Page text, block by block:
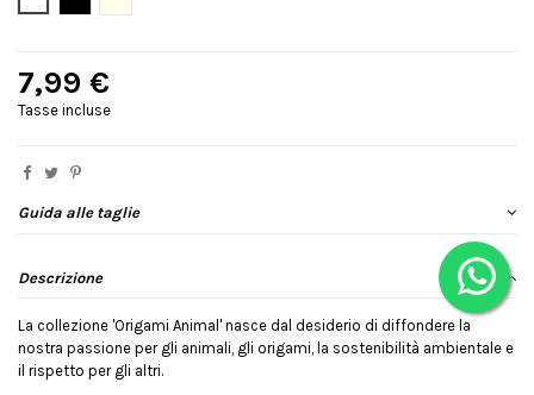
7,99 €
Tasse incluse
Guida alle taglie
Descrizione
La collezione 'Origami Animal' nasce dal desiderio di diffondere la
nostra passione per gli animali, gli origami, la sostenibilità ambientale e
il rispetto per gli altri.